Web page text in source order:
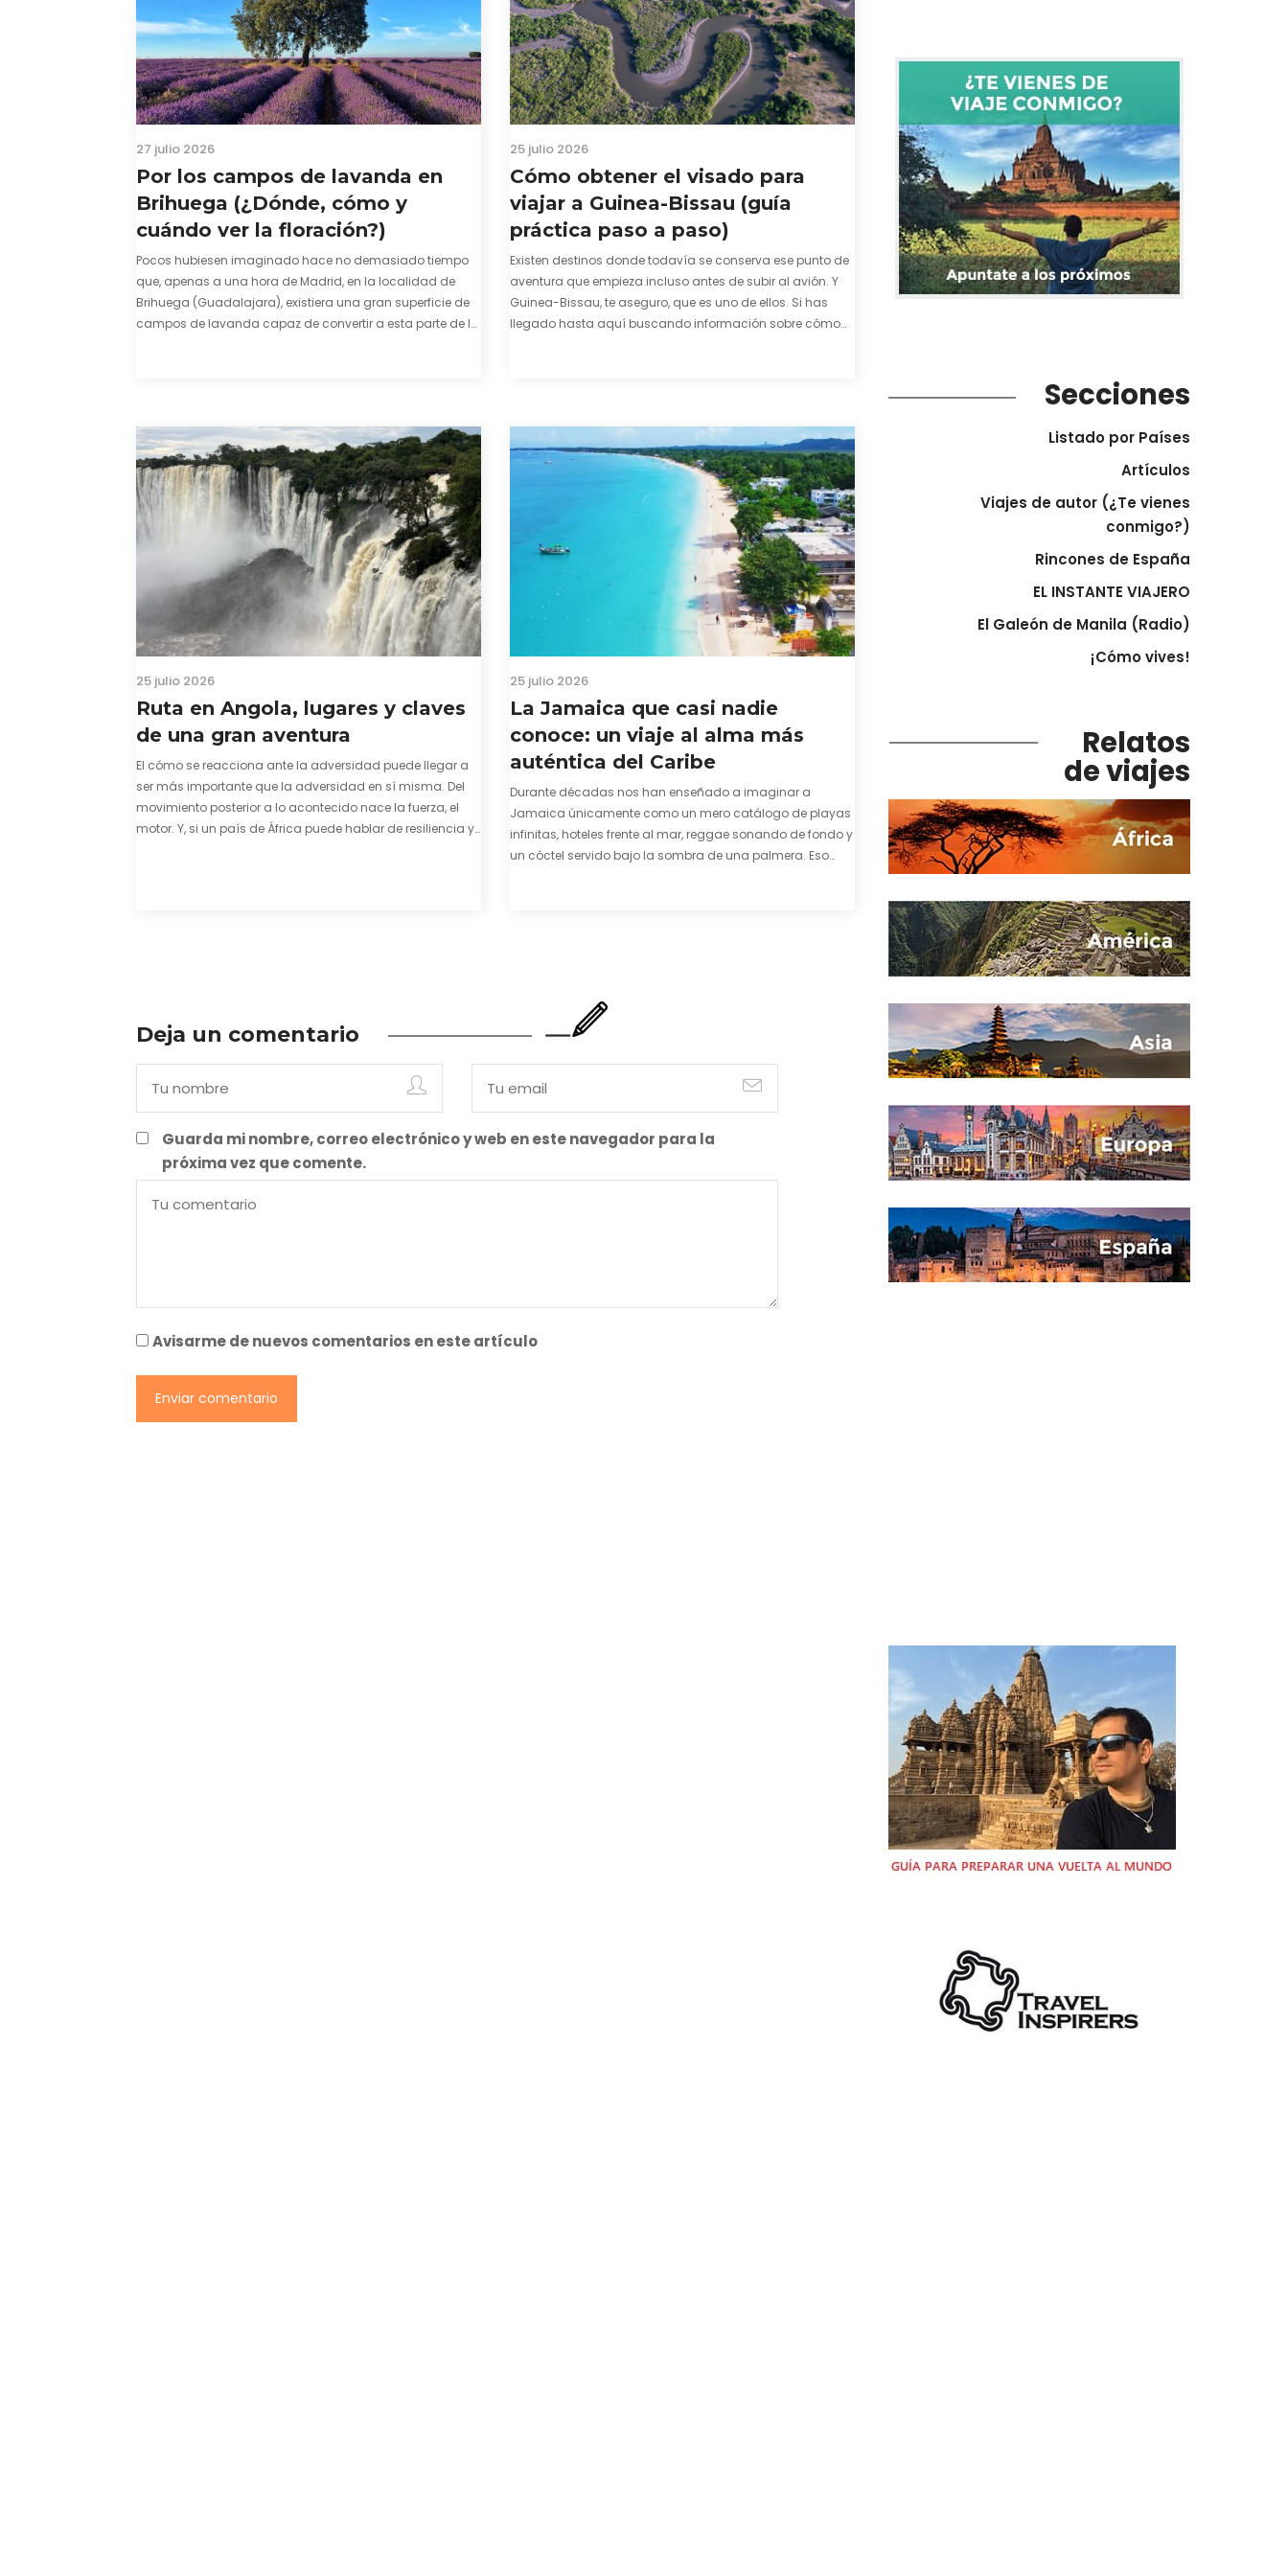
27 julio 2026
Por los campos de lavanda en
Brihuega (¿Dónde, cómo y
cuándo ver la floración?)
Pocos hubiesen imaginado hace no demasiado tiempo
que, apenas a una hora de Madrid, en la localidad de
Brihuega (Guadalajara), existiera una gran superficie de
campos de lavanda capaz de convertir a esta parte de la
25 julio 2026
Cómo obtener el visado para
viajar a Guinea-Bissau (guía
práctica paso a paso)
Existen destinos donde todavía se conserva ese punto de
aventura que empieza incluso antes de subir al avión. Y
Guinea-Bissau, te aseguro, que es uno de ellos. Si has
llegado hasta aquí buscando información sobre cómo
25 julio 2026
Ruta en Angola, lugares y claves
de una gran aventura
El cómo se reacciona ante la adversidad puede llegar a
ser más importante que la adversidad en sí misma. Del
movimiento posterior a lo acontecido nace la fuerza, el
motor. Y, si un país de África puede hablar de resiliencia y
25 julio 2026
La Jamaica que casi nadie
conoce: un viaje al alma más
auténtica del Caribe
Durante décadas nos han enseñado a imaginar a
Jamaica únicamente como un mero catálogo de playas
infinitas, hoteles frente al mar, reggae sonando de fondo y
un cóctel servido bajo la sombra de una palmera. Eso
Deja un comentario
Guarda mi nombre, correo electrónico y web en este navegador para la
próxima vez que comente.
Avisarme de nuevos comentarios en este artículo
Secciones
Listado por Países
Artículos
Viajes de autor (¿Te vienes
conmigo?)
Rincones de España
EL INSTANTE VIAJERO
El Galeón de Manila (Radio)
¡Cómo vives!
Relatos
de viajes